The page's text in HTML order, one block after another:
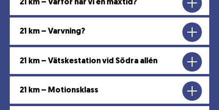
21 km – Varför har vi en maxtid?
21 km – Varvning?
21 km – Vätskestation vid Södra allén
21 km – Motionsklass